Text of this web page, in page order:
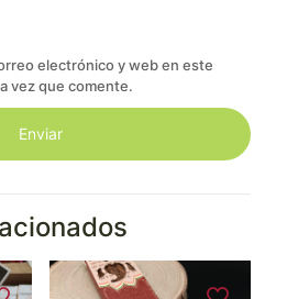
electrónico y web en este
vez que comente.